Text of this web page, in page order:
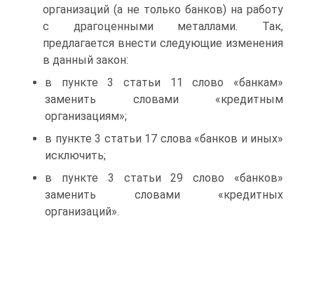
организаций (а не только банков) на работу
с драгоценными металлами. Так,
предлагается внести следующие изменения
в данный закон:
в пункте 3 статьи 11 слово «банкам»
заменить словами «кредитным
организациям»;
в пункте 3 статьи 17 слова «банков и иных»
исключить;
в пункте 3 статьи 29 слово «банков»
заменить словами «кредитных
организаций».